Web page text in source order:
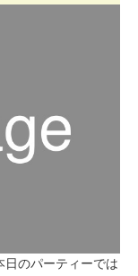
日のパーティーでは